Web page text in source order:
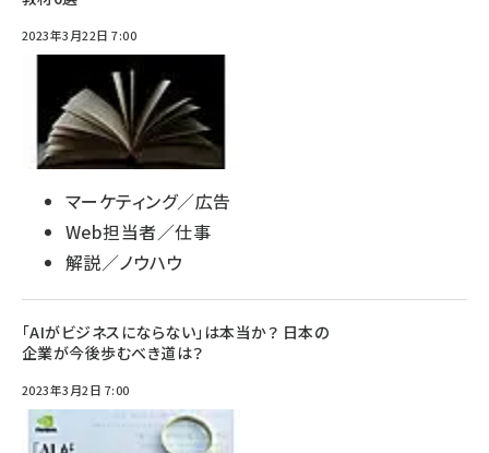
2023年3月22日 7:00
マーケティング／広告
Web担当者／仕事
解説／ノウハウ
「AIがビジネスにならない」は本当か？ 日本の
企業が今後歩むべき道は？
2023年3月2日 7:00